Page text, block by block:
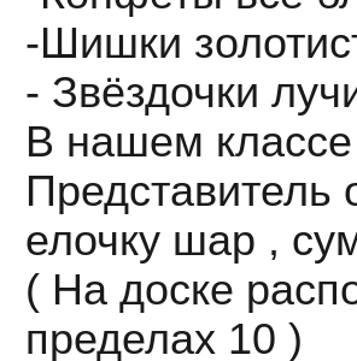
-Шишки
- Звёздочки
В нашем классе
Представитель
елочку шар ,
( На доске
пределах 10 )